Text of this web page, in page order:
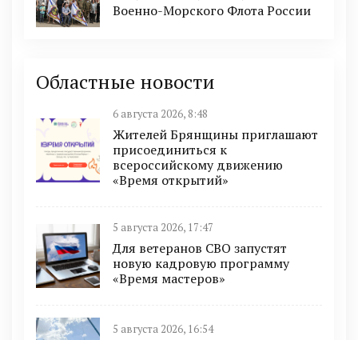
Военно-Морского Флота России
Областные новости
6 августа 2026, 8:48
Жителей Брянщины приглашают
присоединиться к
всероссийскому движению
«Время открытий»
5 августа 2026, 17:47
Для ветеранов СВО запустят
новую кадровую программу
«Время мастеров»
5 августа 2026, 16:54